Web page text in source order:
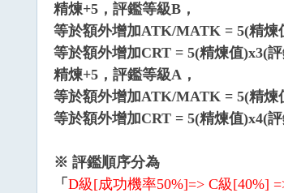
精煉+5，評鑑等級B ，
等於額外增加ATK/MATK = 5(精煉
等於額外增加CRT = 5(精煉值)x3(
精煉+5，評鑑等級A ，
等於額外增加ATK/MATK = 5(精煉
等於額外增加CRT = 5(精煉值)x4(
※ 評鑑順序分為
「 D級[成功機率50%]=> C級[40%]